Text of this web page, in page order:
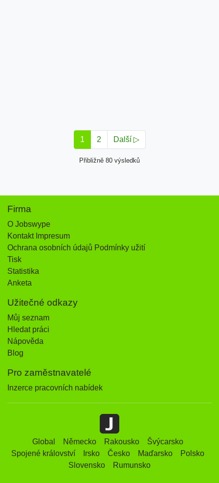
1 2 Další ▷
Přibližně 80 výsledků
Firma
O Jobswype
Kontakt Impresum
Ochrana osobních údajů Podmínky užití
Tisk
Statistika
Anketa
Užitečné odkazy
Můj seznam
Hledat práci
Nápověda
Blog
Pro zaměstnavatelé
Inzerce pracovních nabídek
Global Německo Rakousko
Švýcarsko
Spojené království
Irsko Česko Maďarsko
Polsko
Slovensko
Rumunsko